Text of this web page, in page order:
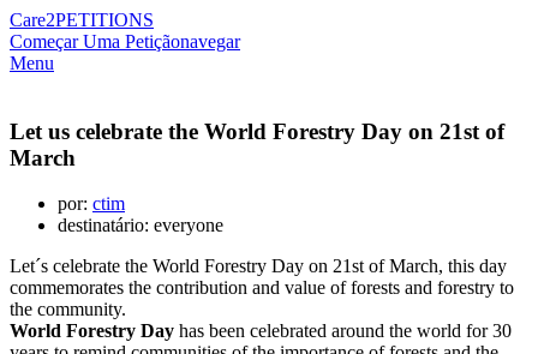
Care2PETITIONS
Começar Uma Petiçãonavegar
Menu
Let us celebrate the World Forestry Day on 21st of
March
por: ctim
destinatário: everyone
Let´s celebrate the World Forestry Day on 21st of March, this day
commemorates the contribution and value of forests and forestry to
the community.
World Forestry Day has been celebrated around the world for 30